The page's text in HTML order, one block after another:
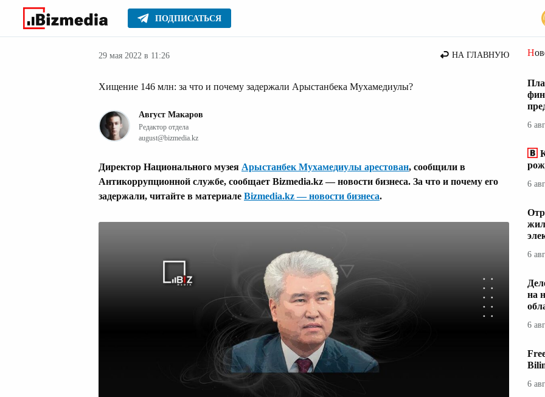
ПОДПИСАТЬСЯ
Главное Новости Новости Казахстана
29 мая 2022 в 11:26 НА ГЛАВНУЮ
Хищение 146 млн: за что и почему задержали Арыстанбека Мухамедиулы?
Август Макаров
Редактор отдела
august@bizmedia.kz
Директор Национального музея Арыстанбек Мухамедиулы арестован, сообщили в
Антикоррупционной службе, сообщает Bizmedia.kz — новости бизнеса. За что и почему его
задержали, читайте в материале Bizmedia.kz — новости бизнеса.
6
6
6
на
6
6